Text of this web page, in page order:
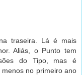
traseira. Lá é mais
Aliás, o Punto tem
do Tipo, mas é
no primeiro ano